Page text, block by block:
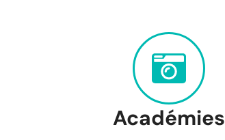
Académies